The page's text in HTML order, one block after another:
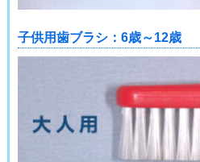
乳幼児期～学童期＜2＞
乳幼児期～学童期＜4＞
3歳から6歳までの子どもの歯
乳幼児期～学童期＜5＞
6歳以降の学童期の歯
子供用歯ブラシ：6歳～12歳